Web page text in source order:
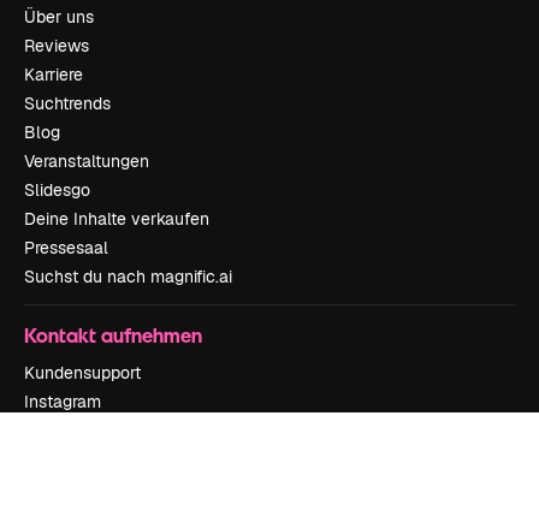
Über uns
Reviews
Karriere
Suchtrends
Blog
Veranstaltungen
Slidesgo
Deine Inhalte verkaufen
Pressesaal
Suchst du nach magnific.ai
Kontakt aufnehmen
Kundensupport
Instagram